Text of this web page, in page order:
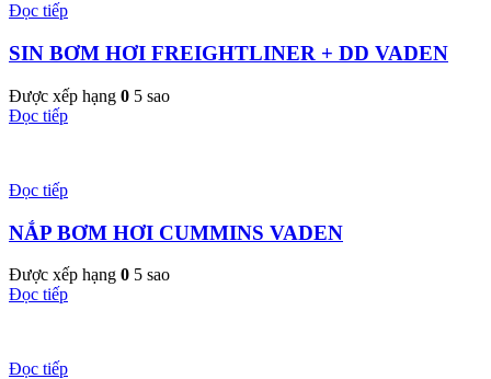
Đọc tiếp
SIN BƠM HƠI FREIGHTLINER + DD VADEN
Được xếp hạng 0 5 sao
Đọc tiếp
Đọc tiếp
NẮP BƠM HƠI CUMMINS VADEN
Được xếp hạng 0 5 sao
Đọc tiếp
Đọc tiếp